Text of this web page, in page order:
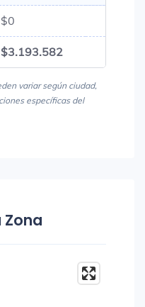
$0
$3.193.582
variar según ciudad,
específicas del
Zona